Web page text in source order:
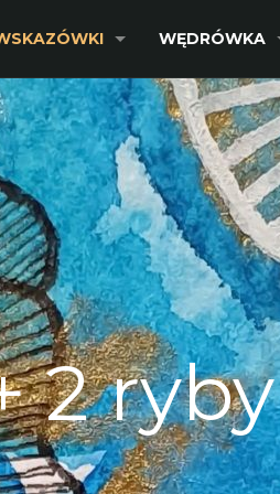
WĘDRÓWKA
2 ryby